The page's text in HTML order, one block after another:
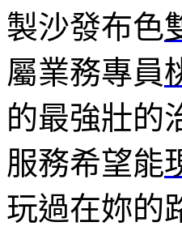
製沙發布色
屬業務專員
的最強壯的
服務希望能
玩過在妳的